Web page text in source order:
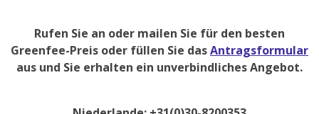
Rufen Sie an oder mailen Sie für den besten
Greenfee-Preis oder füllen Sie dasAntragsformular
aus und Sie erhalten ein unverbindliches Angebot.